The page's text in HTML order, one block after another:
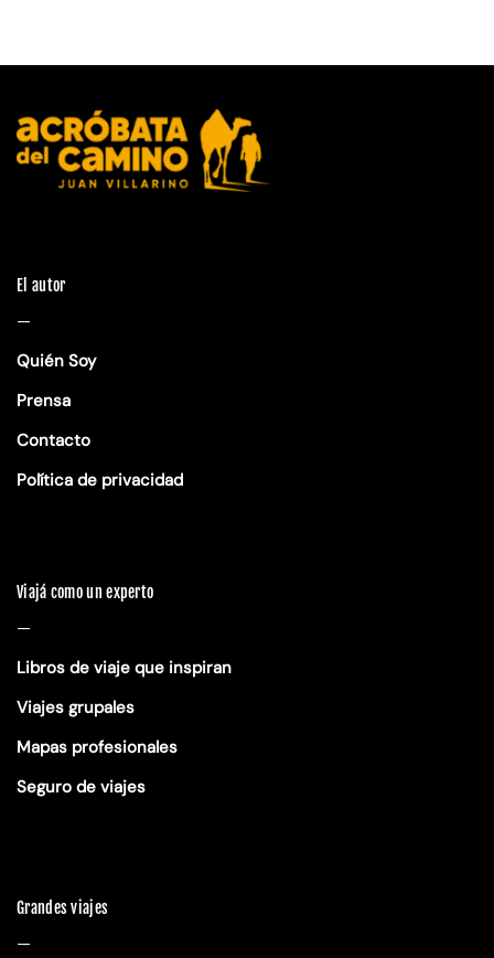
El autor
—
Quién Soy
Prensa
Contacto
Política de privacidad
Viajá como un experto
—
Libros de viaje que inspiran
Viajes grupales
Mapas profesionales
Seguro de viajes
Grandes viajes
—